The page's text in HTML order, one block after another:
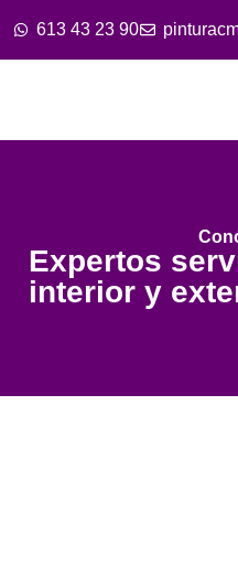
613 43 23 90
Expertos
interior y